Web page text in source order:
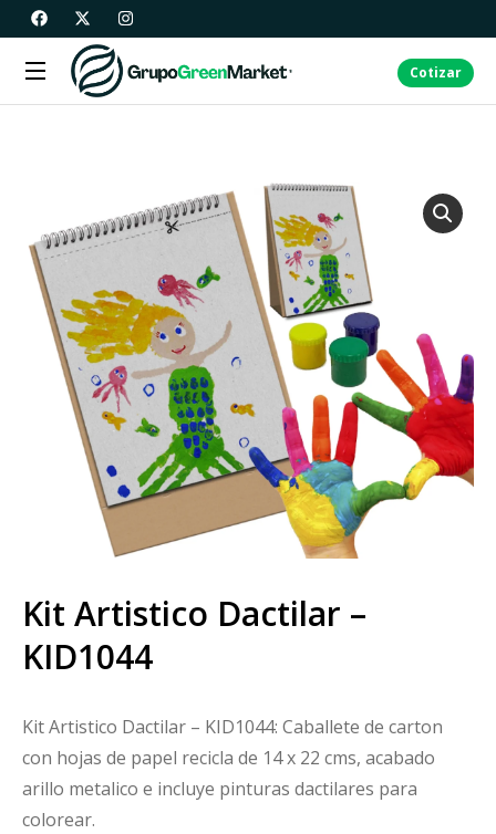
Cotizar
Kit Artistico Dactilar –
KID1044
Kit Artistico Dactilar – KID1044: Caballete de carton
con hojas de papel recicla de 14 x 22 cms, acabado
arillo metalico e incluye pinturas dactilares para
colorear.